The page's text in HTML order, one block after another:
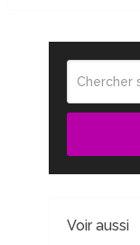
Voir aussi